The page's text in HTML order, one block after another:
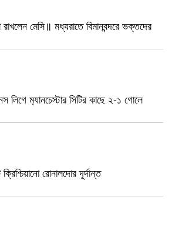
মেসি॥ মধ্যরাতে বিমানবন্দরে ভক্তদের
লিগে ম‍্যানচেস্টার সিটির কাছে ২-১ গোলে
রোনালদোর দূর্দান্ত